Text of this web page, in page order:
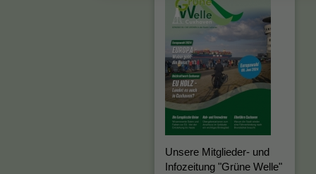
Unsere Mitglieder- und
Infozeitung "Grüne Welle"